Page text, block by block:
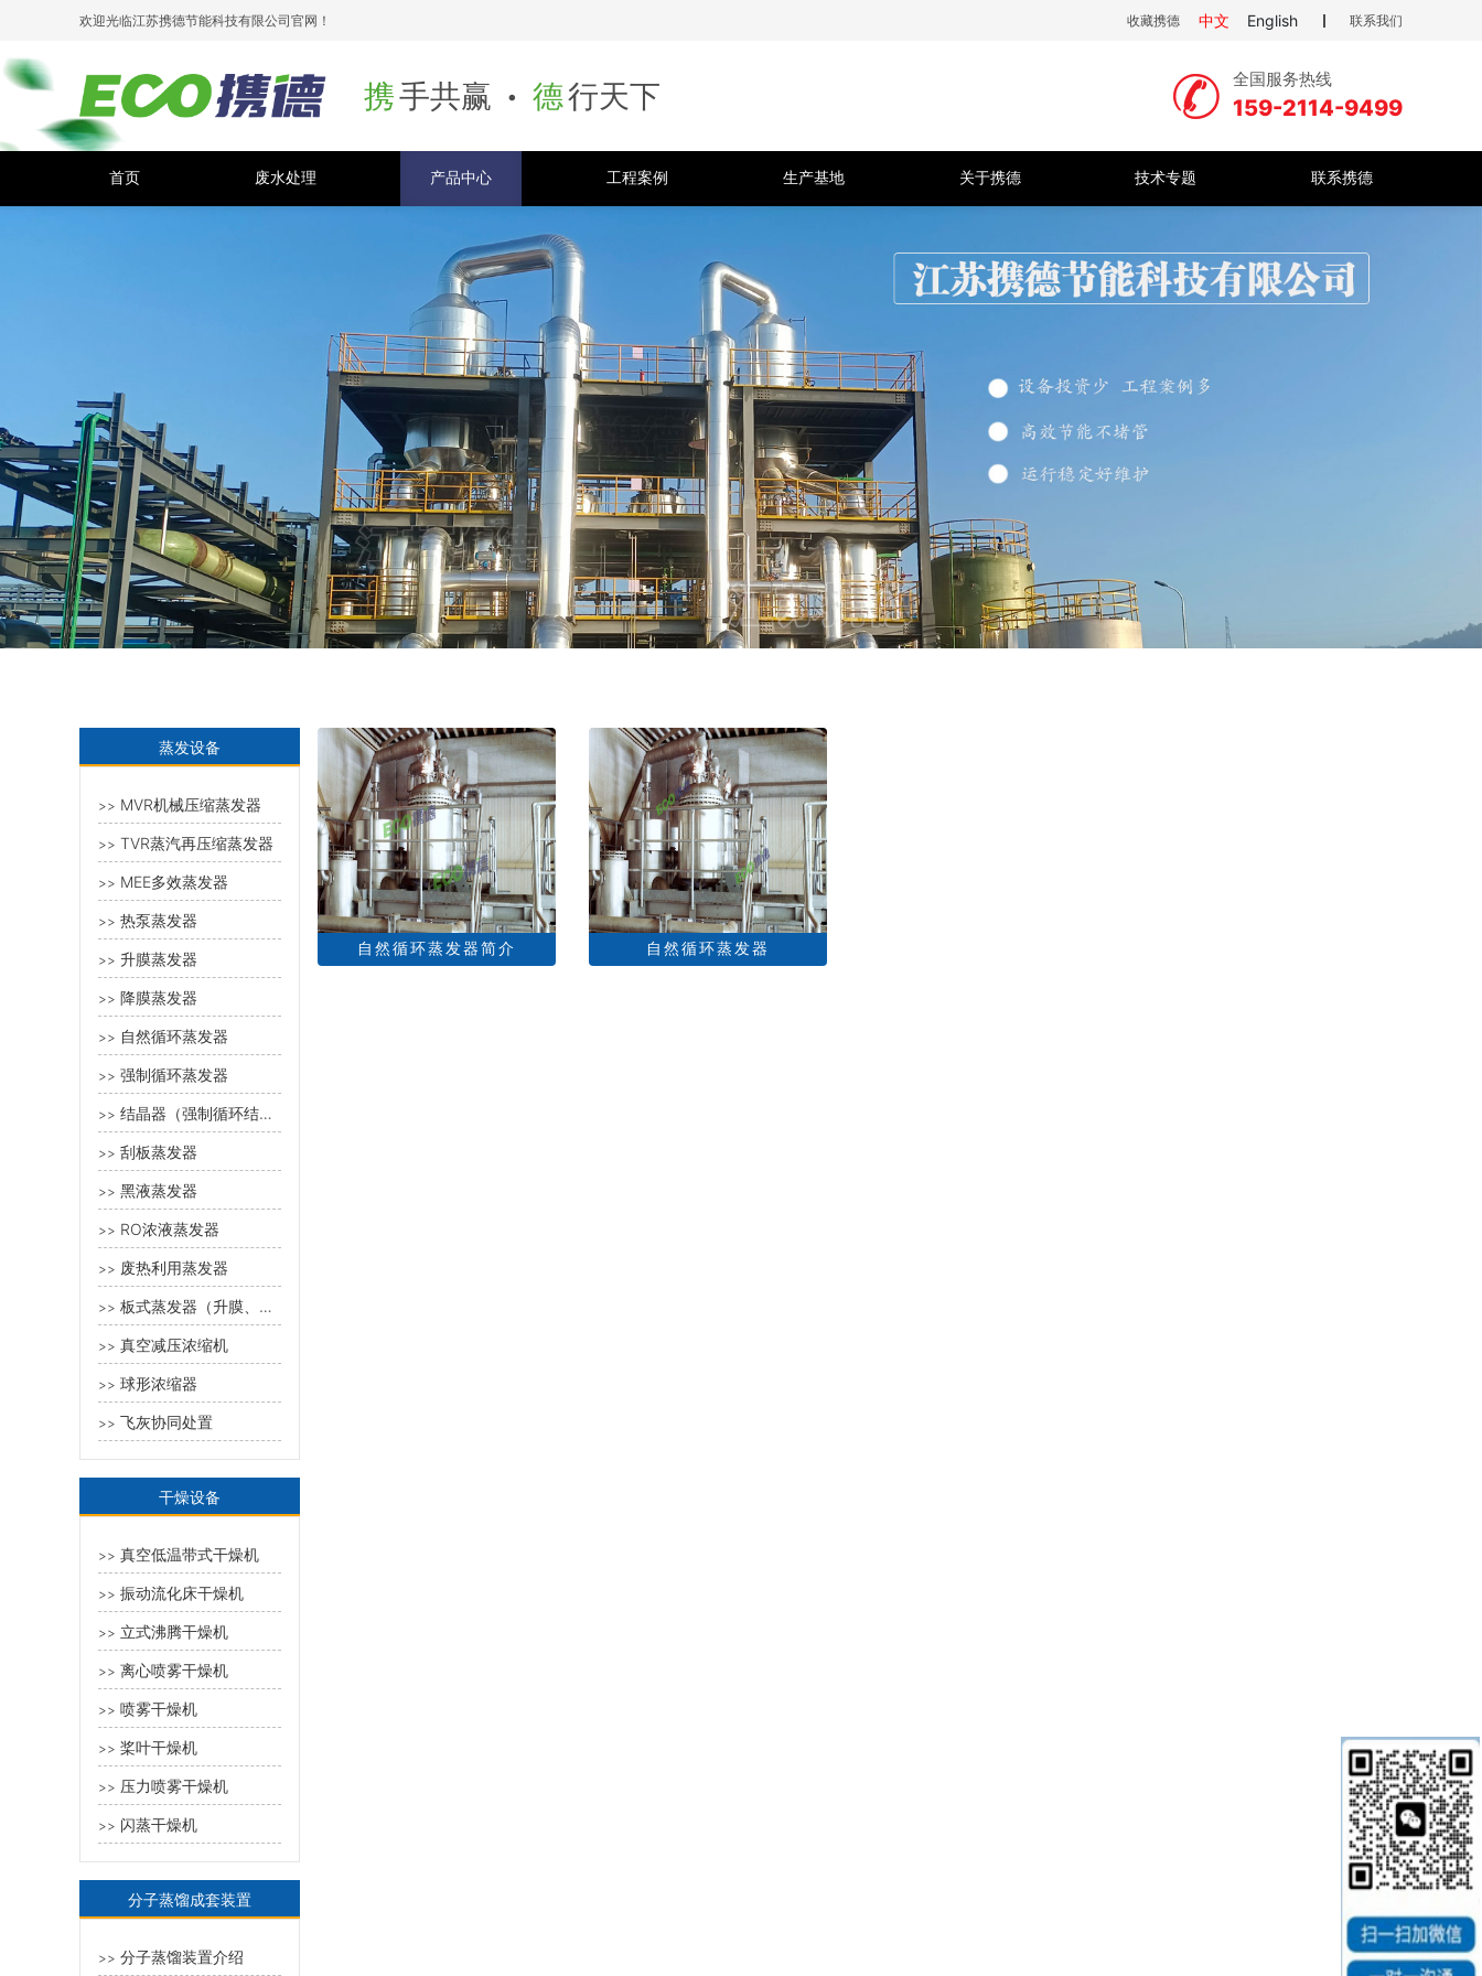
欢迎光临江苏携德节能科技有限公司官网！ 收藏携德 中文 English 联系我们
携手共赢 . 德行天下 全国服务热线
159-2114-9499
首页 废水处理 产品中心 工程案例 生产基地 关于携德 技术专题 联系携德
蒸发设备
>> MVR机械压缩蒸发器
>> TVR蒸汽再压缩蒸发器
>> MEE多效蒸发器
>> 热泵蒸发器
>> 升膜蒸发器
>> 降膜蒸发器
>> 自然循环蒸发器
>> 强制循环蒸发器
>> 结晶器（强制循环结晶器、奥斯陆型蒸发器、DTB型蒸发结晶器）
>> 刮板蒸发器
>> 黑液蒸发器
>> RO浓液蒸发器
>> 废热利用蒸发器
>> 板式蒸发器（升膜、降膜、强制循环）
>> 真空减压浓缩机
>> 球形浓缩器
>> 飞灰协同处置
干燥设备
>> 真空低温带式干燥机
>> 振动流化床干燥机
>> 立式沸腾干燥机
>> 离心喷雾干燥机
>> 喷雾干燥机
>> 桨叶干燥机
>> 压力喷雾干燥机
>> 闪蒸干燥机
分子蒸馏成套装置
>> 分子蒸馏装置介绍
自然循环蒸发器简介 自然循环蒸发器